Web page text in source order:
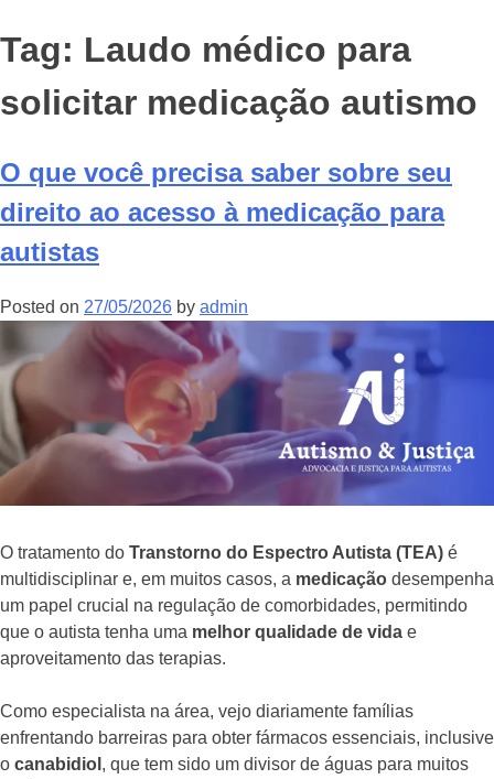
Tag: Laudo médico para
solicitar medicação autismo
O que você precisa saber sobre seu
direito ao acesso à medicação para
autistas
Posted on 27/05/2026 by admin
O tratamento do Transtorno do Espectro Autista (TEA) é
multidisciplinar e, em muitos casos, a medicação desempenha
um papel crucial na regulação de comorbidades, permitindo
que o autista tenha uma melhor qualidade de vida e
aproveitamento das terapias.
Como especialista na área, vejo diariamente famílias
enfrentando barreiras para obter fármacos essenciais, inclusive
o canabidiol , que tem sido um divisor de águas para muitos